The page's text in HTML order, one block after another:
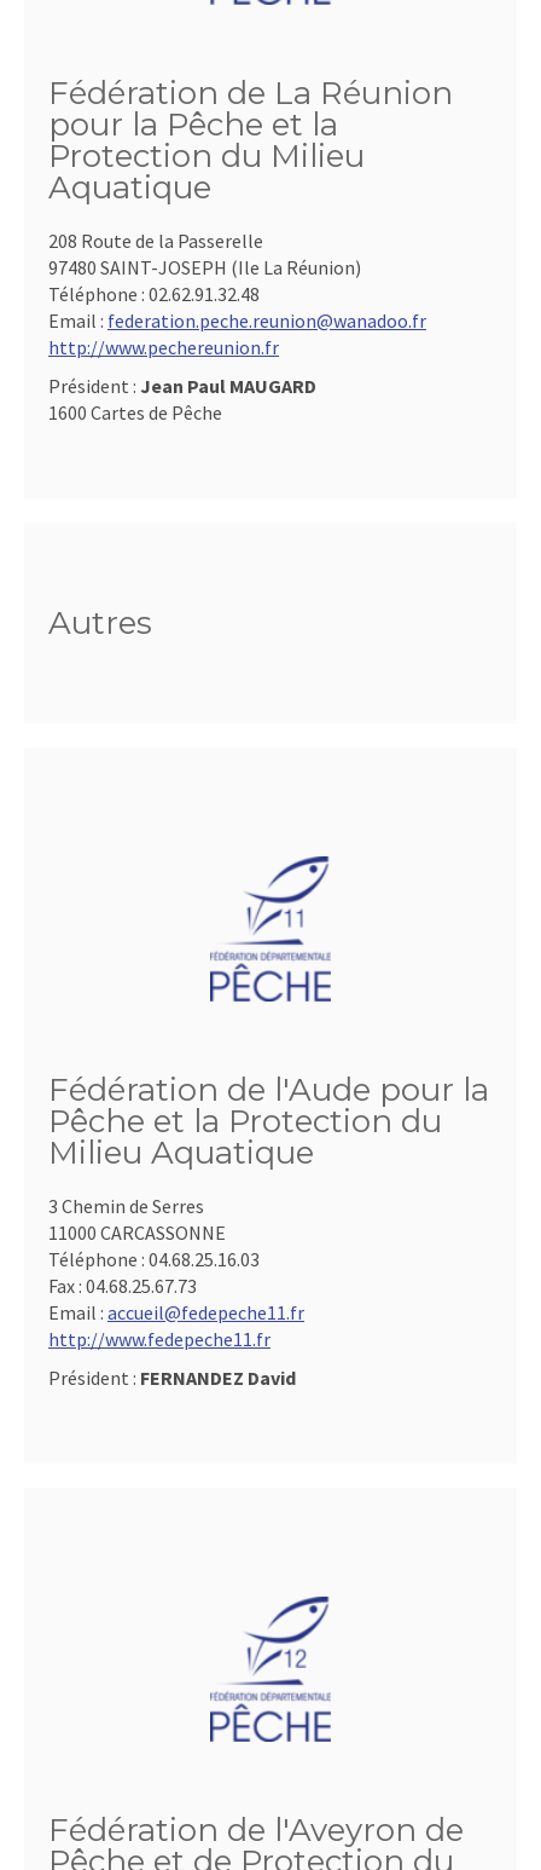
Fédération de La Réunion
pour la Pêche et la
Protection du Milieu
Aquatique
208 Route de la Passerelle
97480 SAINT-JOSEPH (Ile La Réunion)
Téléphone : 02.62.91.32.48
Email : federation.peche.reunion@wanadoo.fr
http://www.pechereunion.fr
Président : Jean Paul MAUGARD
1600 Cartes de Pêche
Autres
Fédération de l'Aude pour la
Pêche et la Protection du
Milieu Aquatique
3 Chemin de Serres
11000 CARCASSONNE
Téléphone : 04.68.25.16.03
Fax : 04.68.25.67.73
Email : accueil@fedepeche11.fr
http://www.fedepeche11.fr
Président : FERNANDEZ David
Fédération de l'Aveyron de
Pêche et de Protection du